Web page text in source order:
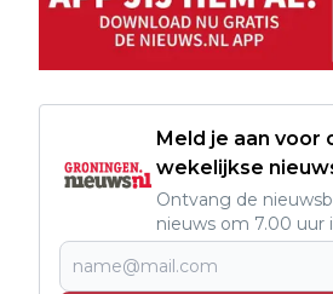
Meld je aan voor
wekelijkse
Ontvang de
nieuws om 7.00 uur